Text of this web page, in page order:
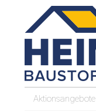
Aktionsangebote